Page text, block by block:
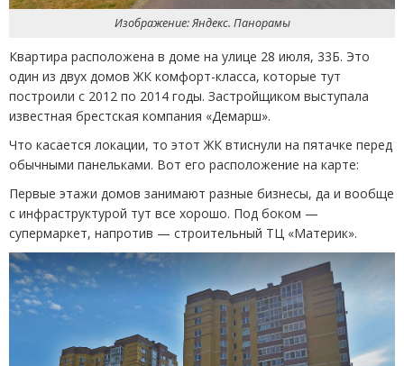
Изображение: Яндекс. Панорамы
Квартира расположена в доме на улице 28 июля, 33Б. Это
один из двух домов ЖК комфорт-класса, которые тут
построили с 2012 по 2014 годы. Застройщиком выступала
известная брестская компания «Демарш».
Что касается локации, то этот ЖК втиснули на пятачке перед
обычными панельками. Вот его расположение на карте:
Первые этажи домов занимают разные бизнесы, да и вообще
с инфраструктурой тут все хорошо. Под боком —
супермаркет, напротив — строительный ТЦ «Материк».